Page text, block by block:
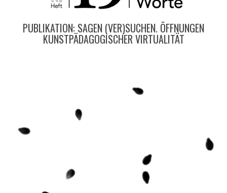
PUBLIKATION: SAGEN (VER)SUCHEN. ÖFFNUNGEN
KUNSTPÄDAGOGISCHER VIRTUALITÄT